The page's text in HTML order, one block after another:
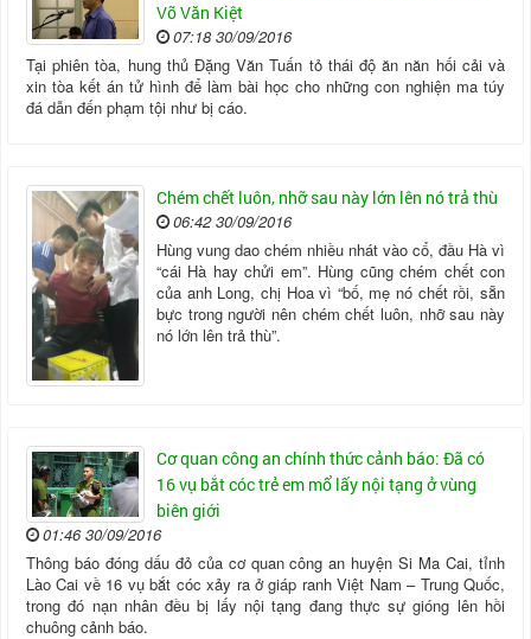
Võ Văn Kiệt
07:18 30/09/2016
Tại phiên tòa, hung thủ Đặng Văn Tuấn tỏ thái độ ăn năn hối cải và
xin tòa kết án tử hình để làm bài học cho những con nghiện ma túy
đá dẫn đến phạm tội như bị cáo.
Chém chết luôn, nhỡ sau này lớn lên nó trả thù
06:42 30/09/2016
Hùng vung dao chém nhiều nhát vào cổ, đầu Hà vì
“cái Hà hay chửi em”. Hùng cũng chém chết con
của anh Long, chị Hoa vì “bố, mẹ nó chết rồi, sẵn
bực trong người nên chém chết luôn, nhỡ sau này
nó lớn lên trả thù”.
Cơ quan công an chính thức cảnh báo: Đã có
16 vụ bắt cóc trẻ em mổ lấy nội tạng ở vùng
biên giới
01:46 30/09/2016
Thông báo đóng dấu đỏ của cơ quan công an huyện Si Ma Cai, tỉnh
Lào Cai về 16 vụ bắt cóc xảy ra ở giáp ranh Việt Nam – Trung Quốc,
trong đó nạn nhân đều bị lấy nội tạng đang thực sự gióng lên hồi
chuông cảnh báo.